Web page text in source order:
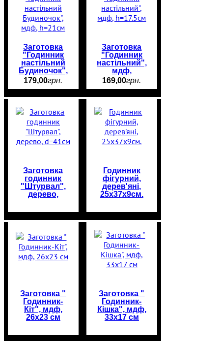
Заготовка
"Годинник
настільний
Будиночок",
мдф, h=21см
179,00грн.
Заготовка
"Годинник
настільний",
мдф,
h=17.5см
169,00грн.
Заготовка
годинник
"Штурвал",
дерево,
Годинник
фігурний,
дерев'яні,
25х37х9см.
Заготовка "
Годинник-
Кіт", мдф,
26х23 см
Заготовка "
Годинник-
Кішка", мдф,
33х17 см